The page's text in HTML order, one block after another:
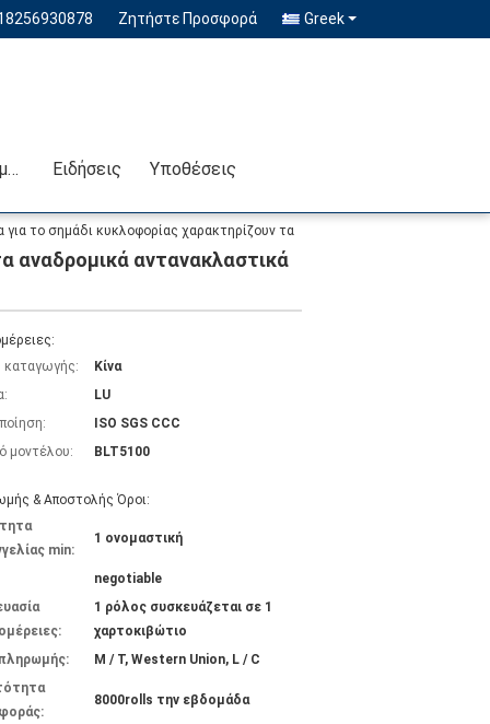
Ζητήστε Προσφορά Greek
Επικοινωνήστε μαζί μας Ειδήσεις Υποθέσεις
για το σημάδι κυκλοφορίας χαρακτηρίζουν τα
αναδρομικά αντανακλαστικά
καταγωγής:
Κίνα
LU
ISO SGS CCC
μοντέλου:
BLT5100
& Αποστολής Όροι:
min:
1 ονομαστική
negotiable
1 ρόλος συσκευάζεται σε 1
χαρτοκιβώτιο
Μ / Τ, Western Union, L / C
8000rolls την εβδομάδα